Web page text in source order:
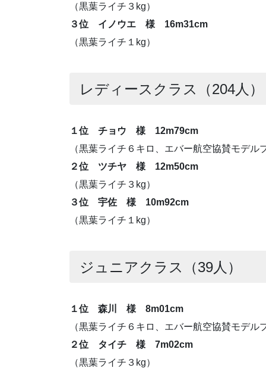
（黒葉ライチ３kg）
３位 イノウエ 様 16m31cm
（黒葉ライチ１kg）
レディースクラス（204人）
１位 チョウ 様 12m79cm
（黒葉ライチ６キロ、エバー航空協賛モデル
２位 ツチヤ 様 12m50cm
（黒葉ライチ３kg）
３位 宇佐 様 10m92cm
（黒葉ライチ１kg）
ジュニアクラス（39人）
１位 森川 様 8m01cm
（黒葉ライチ６キロ、エバー航空協賛モデル
２位 タイチ 様 7m02cm
（黒葉ライチ３kg）